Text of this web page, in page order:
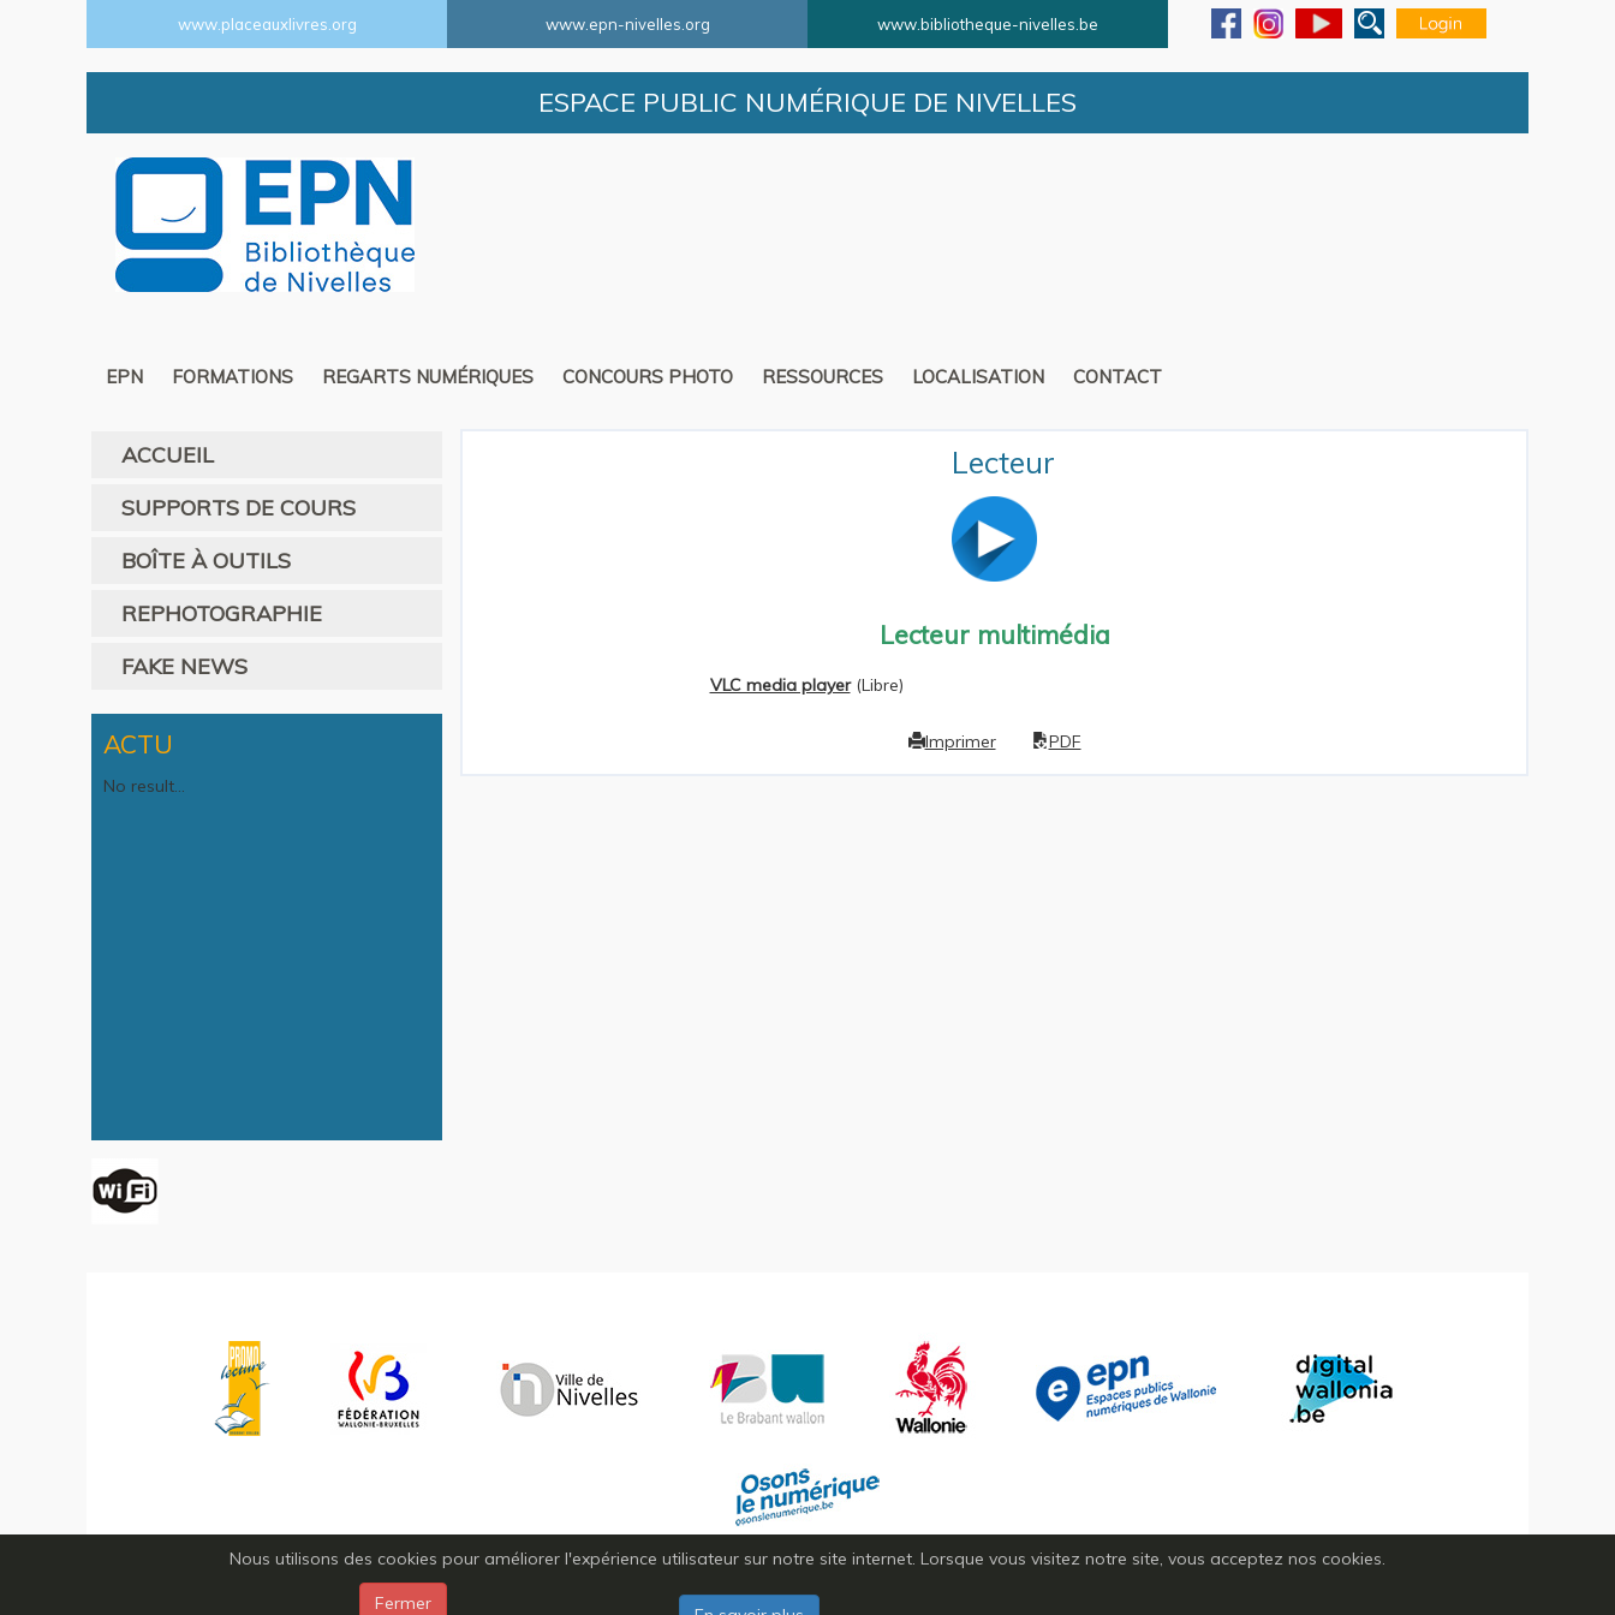
www.placeauxlivres.org www.epn-nivelles.org www.bibliotheque-nivelles.be
ESPACE PUBLIC NUMÉRIQUE DE NIVELLES
EPN FORMATIONS REGARTS NUMÉRIQUES CONCOURS PHOTO RESSOURCES LOCALISATION CONTACT
ACCUEIL
SUPPORTS DE COURS
BOÎTE À OUTILS
REPHOTOGRAPHIE
FAKE NEWS
ACTU
No result...
Lecteur
Lecteur multimédia
VLC media player(Libre)
Imprimer PDF
Nous utilisons des cookies pour améliorer l'expérience utilisateur sur notre site internet. Lorsque vous visitez notre site, vous acceptez nos cookies.
Fermer